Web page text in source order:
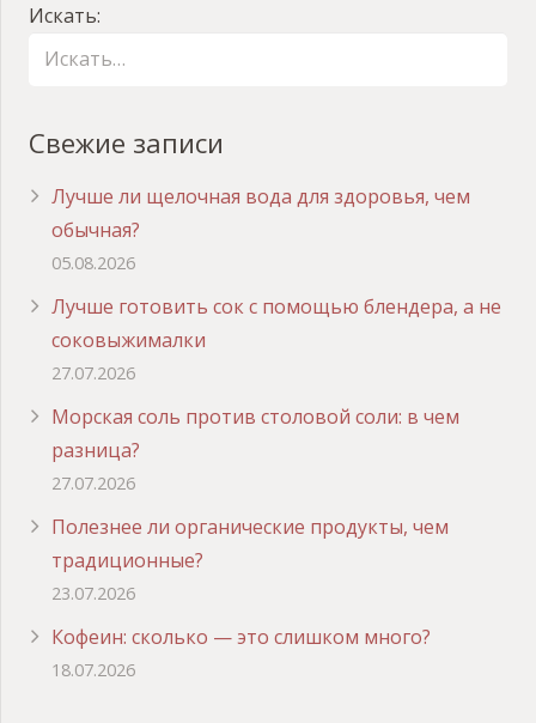
Искать:
Свежие записи
Лучше ли щелочная вода для здоровья, чем
обычная?
05.08.2026
Лучше готовить сок с помощью блендера, а не
соковыжималки
27.07.2026
Морская соль против столовой соли: в чем
разница?
27.07.2026
Полезнее ли органические продукты, чем
традиционные?
23.07.2026
Кофеин: сколько — это слишком много?
18.07.2026